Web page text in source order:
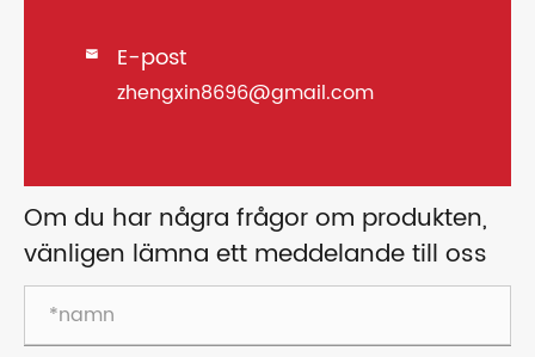
 E-post
zhengxin8696@gmail.com
Om du har några frågor om produkten,
vänligen lämna ett meddelande till oss